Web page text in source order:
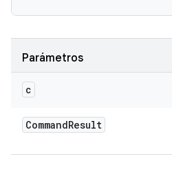
Parámetros
c
CommandResult